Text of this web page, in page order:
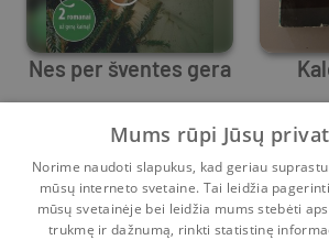
Nes per šventes gera
Sharon Kendrick,Rebecca York
4 2
Mums rūpi Jūsų
Norime naudoti slapukus, kad geriau
mūsų interneto svetaine. Tai leidžia
mūsų svetainėje bei leidžia mums stebėti
trukmę ir dažnumą, rinkti statistinę